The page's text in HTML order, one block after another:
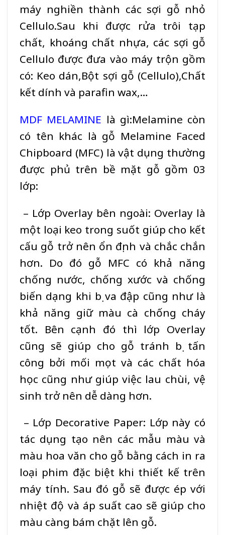
máy nghiền thành các sợi gỗ nhỏ
Cellulo.Sau khi được rửa trôi tạp
chất, khoáng chất nhựa, các sợi gỗ
Cellulo được đưa vào máy trộn gồm
có: Keo dán,Bột sợi gỗ (Cellulo),Chất
kết dính và parafin wax,…
MDF MELAMINE là gì:Melamine còn
có tên khác là gỗ Melamine Faced
Chipboard (MFC) là vật dụng thường
được phủ trên bề mặt gỗ gồm 03
lớp:
– Lớp Overlay bên ngoài: Overlay là
một loại keo trong suốt giúp cho kết
cấu gỗ trở nên ổn định và chắc chắn
hơn. Do đó gỗ MFC có khả năng
chống nước, chống xước và chống
biến dạng khi bị va đập cũng như là
khả năng giữ màu cà chống cháy
tốt. Bên cạnh đó thì lớp Overlay
cũng sẽ giúp cho gỗ tránh bị tấn
công bởi mối mọt và các chất hóa
học cũng như giúp việc lau chùi, vệ
sinh trở nên dễ dàng hơn.
– Lớp Decorative Paper: Lớp này có
tác dụng tạo nên các mẫu màu và
màu hoa văn cho gỗ bằng cách in ra
loại phim đặc biệt khi thiết kế trên
máy tính. Sau đó gỗ sẽ được ép với
nhiệt độ và áp suất cao sẽ giúp cho
màu càng bám chặt lên gỗ.